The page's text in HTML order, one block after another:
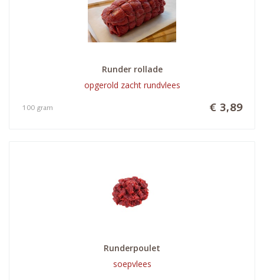
Runder rollade
opgerold zacht rundvlees
€ 3,89
100 gram
Runderpoulet
soepvlees